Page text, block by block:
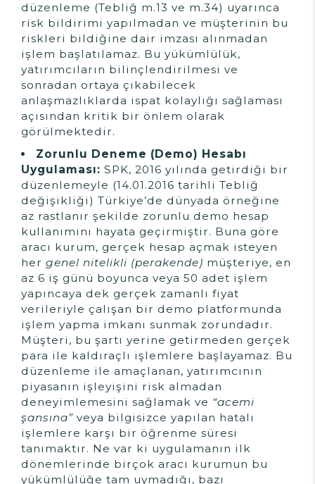
düzenleme (Tebliğ m.13 ve m.34) uyarınca
risk bildirimi yapılmadan ve müşterinin bu
riskleri bildiğine dair imzası alınmadan
işlem başlatılamaz. Bu yükümlülük,
yatırımcıların bilinçlendirilmesi ve
sonradan ortaya çıkabilecek
anlaşmazlıklarda ispat kolaylığı sağlaması
açısından kritik bir önlem olarak
görülmektedir.
Zorunlu Deneme (Demo) Hesabı
Uygulaması: SPK, 2016 yılında getirdiği bir
düzenlemeyle (14.01.2016 tarihli Tebliğ
değişikliği) Türkiye’de dünyada örneğine
az rastlanır şekilde zorunlu demo hesap
kullanımını hayata geçirmiştir. Buna göre
aracı kurum, gerçek hesap açmak isteyen
her genel nitelikli (perakende) müşteriye, en
az 6 iş günü boyunca veya 50 adet işlem
yapıncaya dek gerçek zamanlı fiyat
verileriyle çalışan bir demo platformunda
işlem yapma imkanı sunmak zorundadır.
Müşteri, bu şartı yerine getirmeden gerçek
para ile kaldıraçlı işlemlere başlayamaz. Bu
düzenleme ile amaçlanan, yatırımcının
piyasanın işleyişini risk almadan
deneyimlemesini sağlamak ve “acemi
şansına” veya bilgisizce yapılan hatalı
işlemlere karşı bir öğrenme süresi
tanımaktır. Ne var ki uygulamanın ilk
dönemlerinde birçok aracı kurumun bu
yükümlülüğe tam uymadığı, bazı